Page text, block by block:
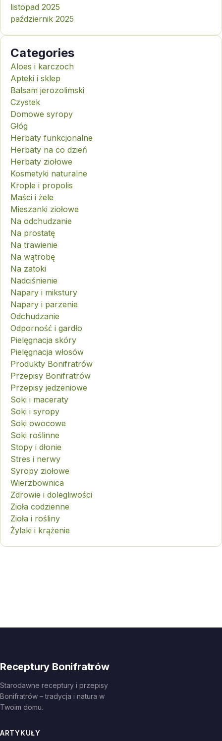
listopad 2025
październik 2025
Categories
Aloes i karczoch
Apteki i sklep
Balsam jerozolimski
Czystek
Domowe syropy
Głóg
Herbaty funkcjonalne
Herbaty na co dzień
Herbaty ziołowe
Kosmetyki naturalne
Krople i propolis
Maści i żele
Mieszanki ziołowe
Na odchudzanie
Na prostatę
Na trawienie
Na wątrobę
Na zatoki
Nadciśnienie
Napary i mikstury
Napary i parzenie
Odchudzanie
Odporność i gardło
Pielęgnacja skóry
Pielęgnacja włosów
Produkty Bonifratrów
Przepisy Bonifratrów
Przepisy jedzeniowe
Soki i maceraty
Soki i syropy
Soki owocowe
Soki roślinne
Stopy i dłonie
Stres i nerwy
Syropy ziołowe
Wierzbownica
Zdrowie i dolegliwości
Zioła codzienne
Zioła i rośliny
Żylaki i krążenie
Receptury Bonifratrów
Starodawne receptury i przepisy
Bonifratrów – tradycja i natura w
Twoim domu.
ARTYKUŁY